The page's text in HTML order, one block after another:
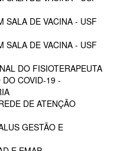
SALA DE VACINA - USF
SALA DE VACINA - USF
DO FISIOTERAPEUTA
DO COVID-19 -
DE ATENÇÃO
GESTÃO E